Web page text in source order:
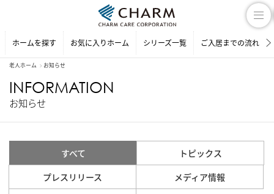
ホームを探す お気に入りホーム シリーズ一覧 ご入居までの流れ
老人ホーム お知らせ
INFORMATION
お知らせ
すべて
トピックス
プレスリリース
メディア情報